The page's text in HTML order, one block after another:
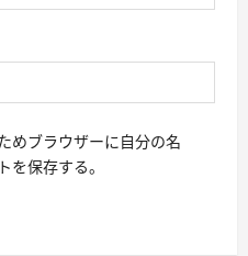
めブラウザーに自分の名
を保存する。